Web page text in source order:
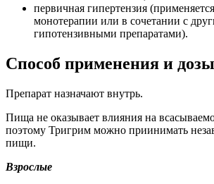
первичная гипертензия
монотерапии или в сочетании с
гипотензивными препаратами).
Способ применения и дозы
Препарат назначают внутрь.
Пища не оказывает влияния на
поэтому Тригрим можно приинимать
пищи.
Взрослые